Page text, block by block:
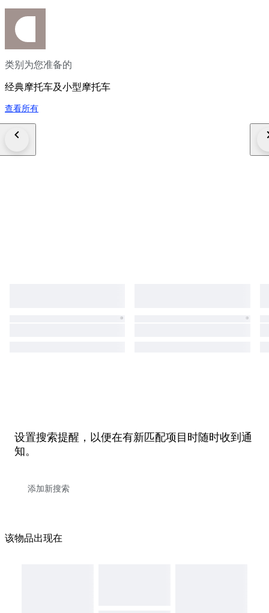
类别为您准备的
经典摩托车及小型摩托车
查看所有
设置搜索提醒，以便在有新匹配项目时随时收到通
知。
该物品出现在